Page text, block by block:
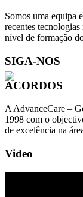
Somos uma equipa
recentes
nível de formação
SIGA-NOS
ACORDOS
A AdvanceCare –
1998 com o
de excelência na
Video